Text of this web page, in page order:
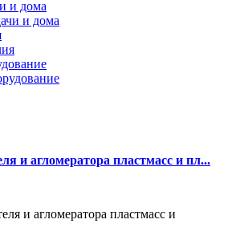
и дома
и агломератора пластмасс и пл...